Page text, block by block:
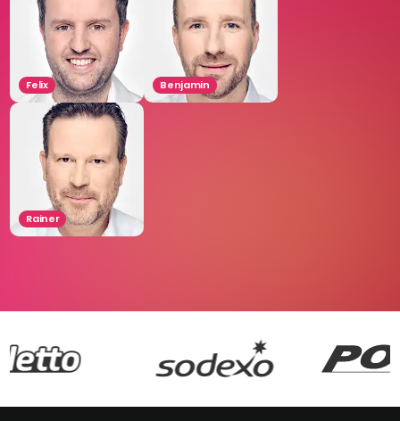
Felix Benjamin
Rainer